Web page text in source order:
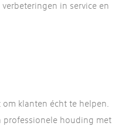
in service en
klanten écht te helpen.
professionele houding met